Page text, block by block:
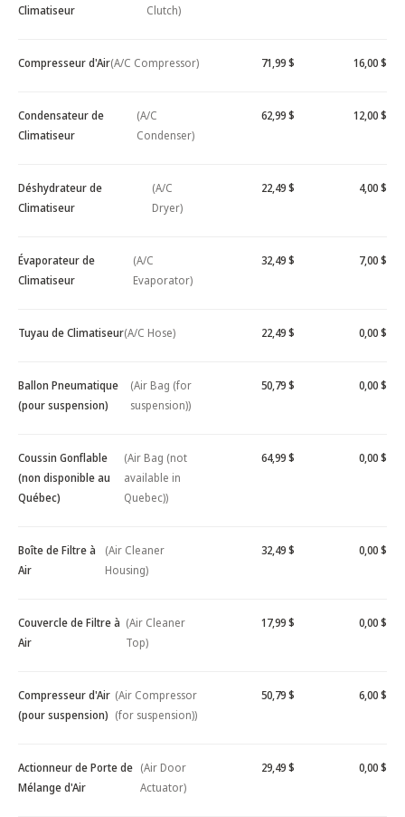
Climatiseur
Clutch)
Compresseur d'Air(A/C Compressor) 71,99 $ 16,00 $
Condensateur de
Climatiseur
(A/C
Condenser)
62,99 $ 12,00 $
Déshydrateur de
Climatiseur
(A/C
Dryer)
22,49 $ 4,00 $
Évaporateur de
Climatiseur
(A/C
Evaporator)
32,49 $ 7,00 $
Tuyau de Climatiseur(A/C Hose) 22,49 $ 0,00 $
Ballon Pneumatique
(pour suspension)
(Air Bag (for
suspension))
50,79 $ 0,00 $
Coussin Gonflable
(non disponible au
Québec)
(Air Bag (not
available in
Quebec))
64,99 $ 0,00 $
Boîte de Filtre à
Air
(Air Cleaner
Housing)
32,49 $ 0,00 $
Couvercle de Filtre à
Air
(Air Cleaner
Top)
17,99 $ 0,00 $
Compresseur d'Air
(pour suspension)
(Air Compressor
(for suspension))
50,79 $ 6,00 $
Actionneur de Porte de
Mélange d'Air
(Air Door
Actuator)
29,49 $ 0,00 $